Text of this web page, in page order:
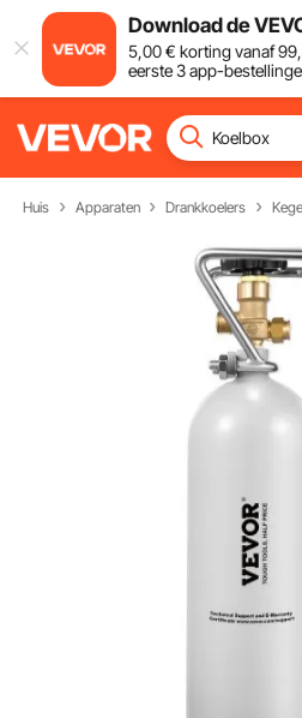
Download de
5,00€ korting vanaf99
eerste 3 app-
Huis Apparaten Drankkoelers